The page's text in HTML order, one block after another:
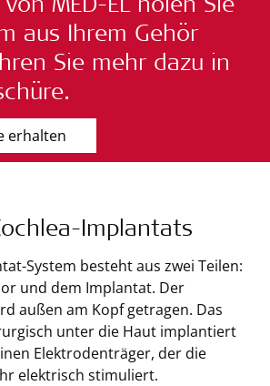
MED-EL holen Sie
aus Ihrem Gehör
Sie mehr dazu in
erhalten
Implantats
System besteht aus zwei Teilen:
und dem Implantat. Der
außen am Kopf getragen. Das
unter die Haut implantiert
Elektrodenträger, der die
elektrisch stimuliert.